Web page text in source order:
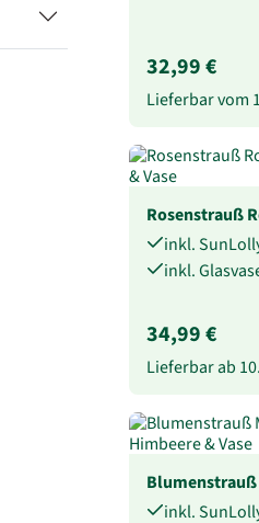
32,99 €
Lieferbar vom
Rosenstrauß
inkl.
inkl.
34,99 €
Lieferbar ab
inkl.